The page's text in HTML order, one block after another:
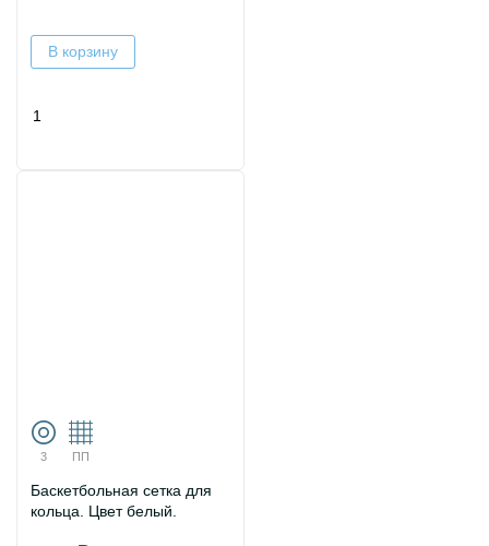
В корзину
3 ПП
Баскетбольная сетка для
кольца. Цвет белый.